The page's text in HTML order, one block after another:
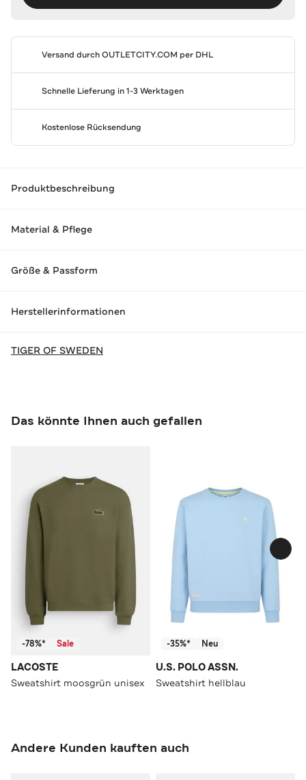
Versand durchOUTLETCITY.COM per DHL
Schnelle Lieferung in 1-3 Werktagen
Kostenlose Rücksendung
Produktbeschreibung
Material & Pflege
Größe & Passform
Herstellerinformationen
TIGER OF SWEDEN
Das könnte Ihnen auch gefallen
-78%* Sale
LACOSTE
Sweatshirt moosgrün unisex
-35%* Neu
U.S. POLO ASSN.
Sweatshirt hellblau
Andere Kunden kauften auch